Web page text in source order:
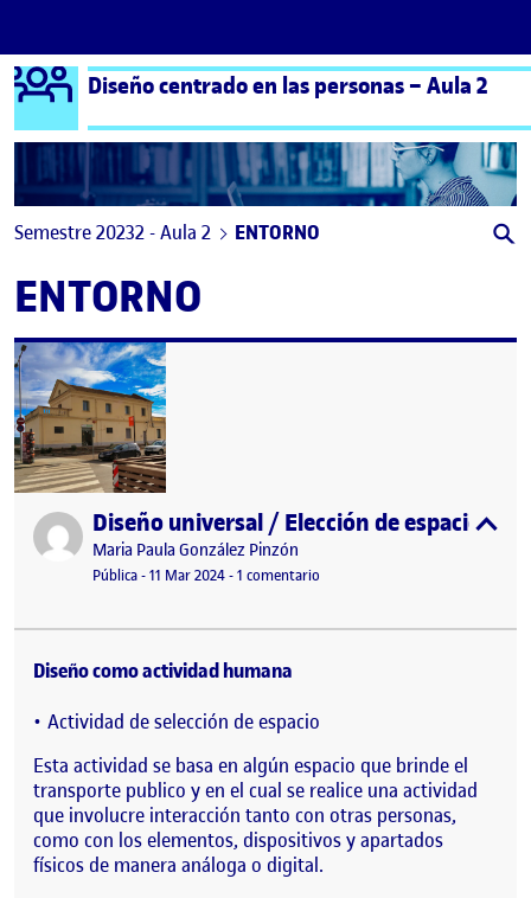
Saltar al contenido
Logo Ágora
Diseño centrado en las personas – Aula 2
Semestre 20232 - Aula 2 ENTORNO
ENTORNO
Publicado porDiseño universal / Elección de espacio
Publicado por
Maria Paula González Pinzón
Visibilidad:
Pública-Fecha de publicación
11 Mar 202411 marzo, 2024 2:25 am
-1 comentario
Diseño como actividad humana
Actividad de selección de espacio
Esta actividad se basa en algún espacio que brinde el
transporte publico y en el cual se realice una actividad
que involucre interacción tanto con otras personas,
como con los elementos, dispositivos y apartados
físicos de manera análoga o digital.